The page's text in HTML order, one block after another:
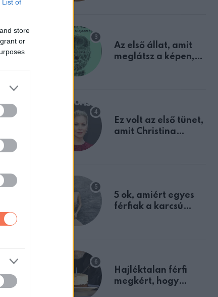
List of
store
or
Az első állat, amit
meglátsz a képen,
Ez volt az első tünet,
amit Christina
5 ok, amiért egyes
férfiak a karcsú
Hajléktalan férfi
megkért, hogy